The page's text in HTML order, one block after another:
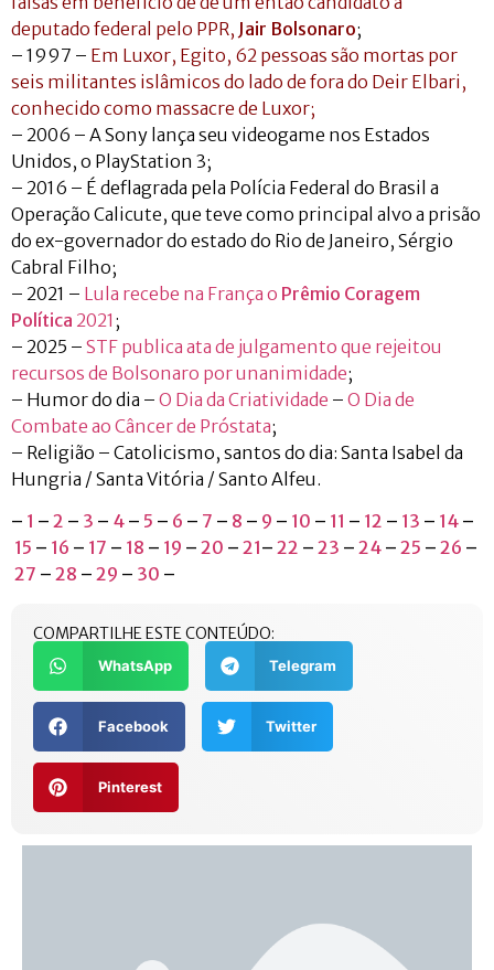
deputado federal pelo PPR, Jair Bolsonaro;
– 1997 – Em Luxor, Egito, 62 pessoas são mortas por
seis militantes islâmicos do lado de fora do Deir Elbari,
conhecido como massacre de Luxor;
– 2006 – A Sony lança seu videogame nos Estados
Unidos, o PlayStation 3;
– 2016 – É deflagrada pela Polícia Federal do Brasil a
Operação Calicute, que teve como principal alvo a prisão
do ex-governador do estado do Rio de Janeiro, Sérgio
Cabral Filho;
– 2021 – Lula recebe na França o Prêmio Coragem
Política 2021 ;
– 2025 – STF publica ata de julgamento que rejeitou
recursos de Bolsonaro por unanimidade;
– Humor do dia – O Dia da Criatividade – O Dia de
Combate ao Câncer de Próstata;
– Religião – Catolicismo, santos do dia: Santa Isabel da
Hungria / Santa Vitória / Santo Alfeu.
– 1 – 2 – 3 – 4 – 5 – 6 – 7 – 8 – 9 – 10 – 11 – 12 – 13 – 14 –
15 – 16 – 17 – 18 – 19 – 20 – 21– 22 – 23 – 24 – 25 – 26 –
27 – 28 – 29 – 30 –
COMPARTILHE ESTE CONTEÚDO:
WhatsApp Telegram
Facebook Twitter
Pinterest